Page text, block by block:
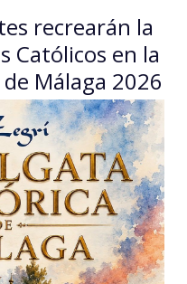
recrearán la
Católicos en la
Málaga 2026